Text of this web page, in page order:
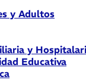
y Adultos
y
Educativa